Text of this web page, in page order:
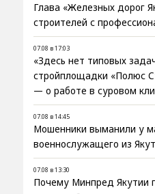
Глава «Железных дорог
строителей с
07.08 в 17:03
«Здесь нет типовых
стройплощадки «Полюс
— о работе в суровом
07.08 в 14:45
Мошенники выманили у
военнослужащего из
07.08 в 13:30
Почему Минпред Якутии